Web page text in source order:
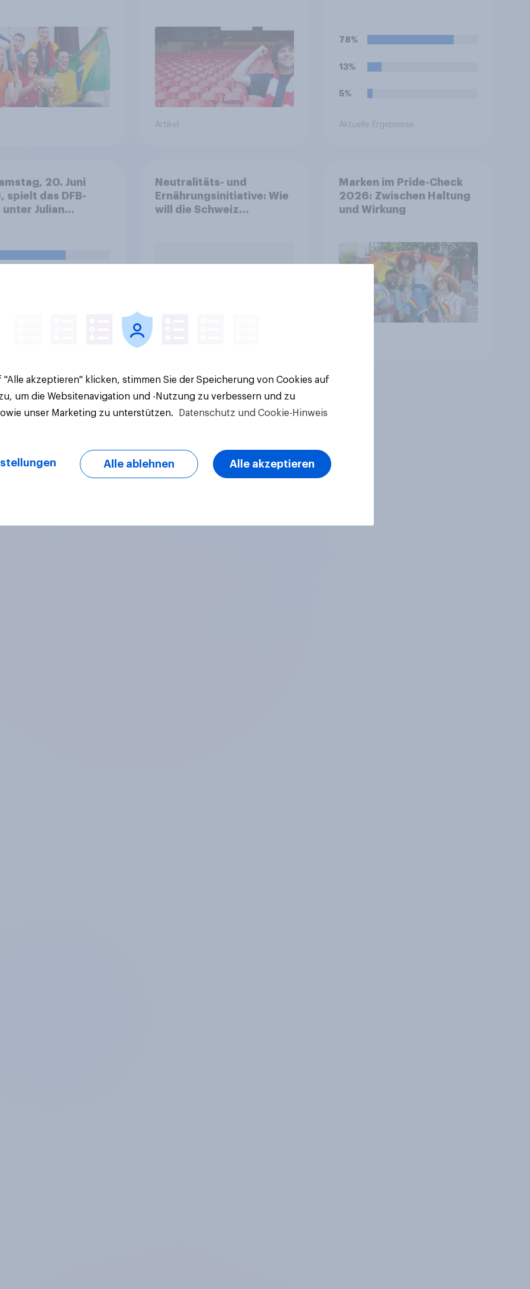
Artikel
78%
13%
5%
Aktuelle Ergebnisse
20. Juni
spielt das DFB-
unter Julian
gegen die
Was
Neutralitäts- und
Ernährungsinitiative: Wie
will die Schweiz
Marken im Pride-Check
2026: Zwischen Haltung
und Wirkung
"Alle akzeptieren" klicken, stimmen Sie der Speicherung von Cookies auf
zu, um die Websitenavigation und -Nutzung zu verbessern und zu
unser Marketing zu unterstützen.
Datenschutz und Cookie-Hinweis
Alle ablehnen Alle akzeptieren